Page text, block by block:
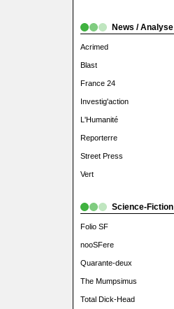
News / Analyse
Acrimed
Blast
France 24
Investig'action
L'Humanité
Reporterre
Street Press
Vert
Science-Fiction
Folio SF
nooSFere
Quarante-deux
The Mumpsimus
Total Dick-Head